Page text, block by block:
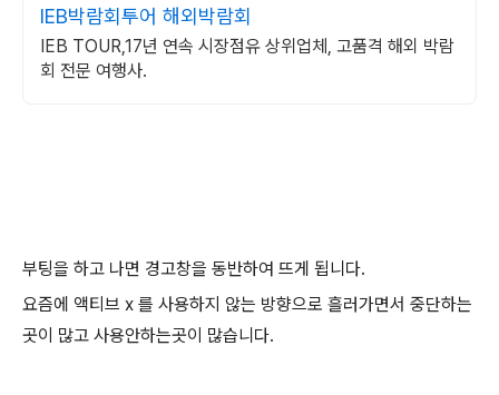
IEB박람회투어 해외박람회
IEB TOUR,17년 연속 시장점유 상위업체, 고품격 해외 박람
회 전문 여행사.
부팅을 하고 나면 경고창을 동반하여 뜨게 됩니다.
요즘에 액티브 x 를 사용하지 않는 방향으로 흘러가면서 중단하는
곳이 많고 사용안하는곳이 많습니다.